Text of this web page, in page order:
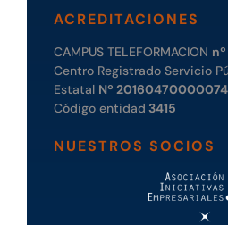
ACREDITACIONES
CAMPUS TELEFORMACION
Centro Registrado Servicio
Estatal Nº
Código entidad 3415
NUESTROS SOCIOS